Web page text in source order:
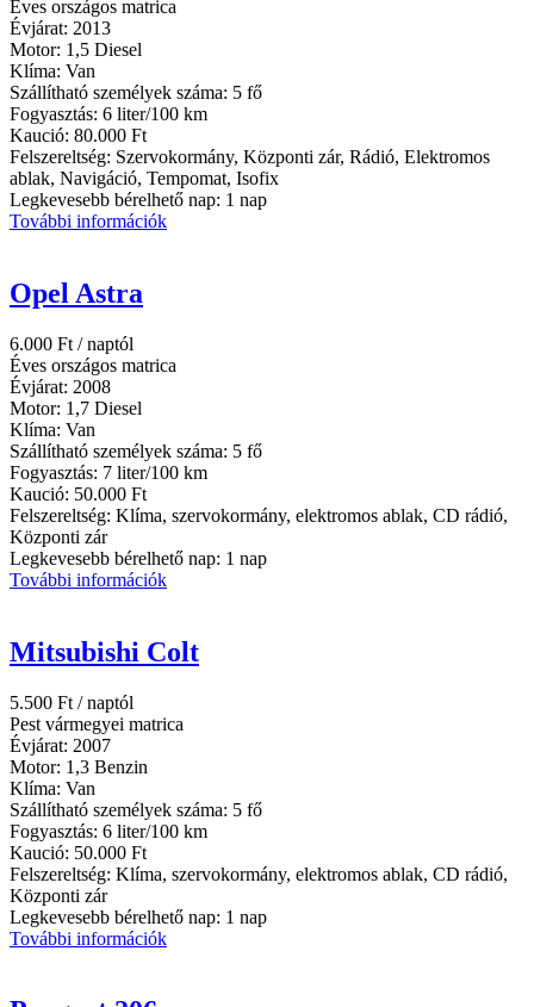
Éves országos matrica
Évjárat: 2013
Motor: 1,5 Diesel
Klíma: Van
Szállítható személyek száma: 5 fő
Fogyasztás: 6 liter/100 km
Kaució: 80.000 Ft
Felszereltség: Szervokormány, Központi zár, Rádió, Elektromos
ablak, Navigáció, Tempomat, Isofix
Legkevesebb bérelhető nap: 1 nap
További információk
Opel Astra
6.000 Ft / naptól
Éves országos matrica
Évjárat: 2008
Motor: 1,7 Diesel
Klíma: Van
Szállítható személyek száma: 5 fő
Fogyasztás: 7 liter/100 km
Kaució: 50.000 Ft
Felszereltség: Klíma, szervokormány, elektromos ablak, CD rádió,
Központi zár
Legkevesebb bérelhető nap: 1 nap
További információk
Mitsubishi Colt
5.500 Ft / naptól
Pest vármegyei matrica
Évjárat: 2007
Motor: 1,3 Benzin
Klíma: Van
Szállítható személyek száma: 5 fő
Fogyasztás: 6 liter/100 km
Kaució: 50.000 Ft
Felszereltség: Klíma, szervokormány, elektromos ablak, CD rádió,
Központi zár
Legkevesebb bérelhető nap: 1 nap
További információk